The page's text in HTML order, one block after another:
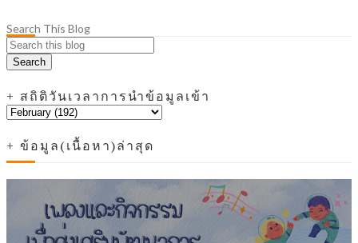
Search This Blog
+ สถิติวันเวลาการนำข้อมูลเข้า
+ ข้อมูล(เนื้อหา)ล่าสุด